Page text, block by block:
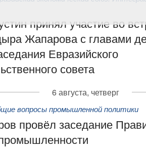
принял участие во
Жапарова с главами
Евразийского
совета
6 августа, четверг
вопросы промышленной политики
провёл заседание